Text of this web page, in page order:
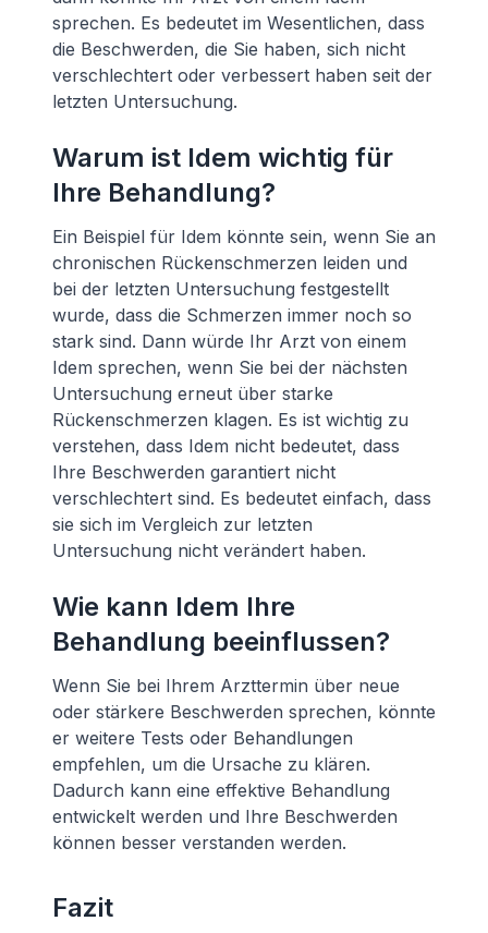
sprechen. Es bedeutet im Wesentlichen, dass
die Beschwerden, die Sie haben, sich nicht
verschlechtert oder verbessert haben seit der
letzten Untersuchung.
Warum ist Idem wichtig für
Ihre Behandlung?
Ein Beispiel für Idem könnte sein, wenn Sie an
chronischen Rückenschmerzen leiden und
bei der letzten Untersuchung festgestellt
wurde, dass die Schmerzen immer noch so
stark sind. Dann würde Ihr Arzt von einem
Idem sprechen, wenn Sie bei der nächsten
Untersuchung erneut über starke
Rückenschmerzen klagen. Es ist wichtig zu
verstehen, dass Idem nicht bedeutet, dass
Ihre Beschwerden garantiert nicht
verschlechtert sind. Es bedeutet einfach, dass
sie sich im Vergleich zur letzten
Untersuchung nicht verändert haben.
Wie kann Idem Ihre
Behandlung beeinflussen?
Wenn Sie bei Ihrem Arzttermin über neue
oder stärkere Beschwerden sprechen, könnte
er weitere Tests oder Behandlungen
empfehlen, um die Ursache zu klären.
Dadurch kann eine effektive Behandlung
entwickelt werden und Ihre Beschwerden
können besser verstanden werden.
Fazit